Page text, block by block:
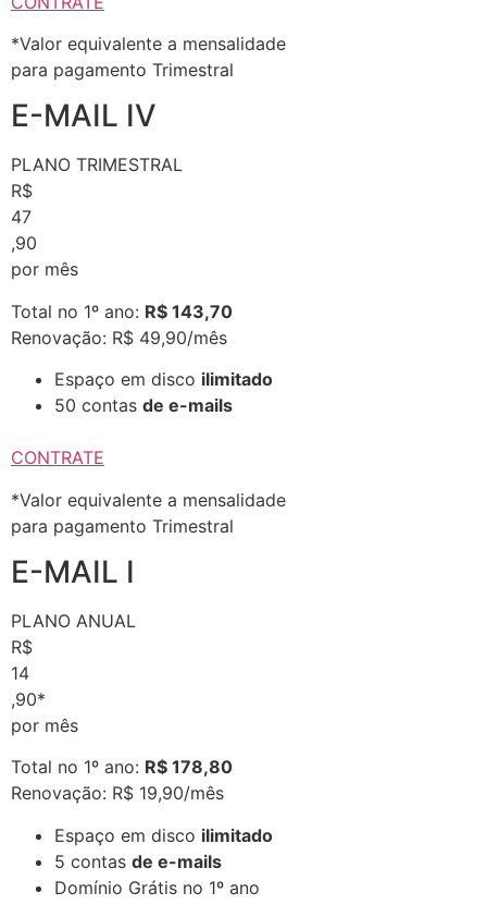
*Valor equivalente a mensalidade
para pagamento Trimestral
E-MAIL IV
PLANO TRIMESTRAL
R$
47
,90
por mês
Total no 1º ano: R$ 143,70
Renovação: R$ 49,90/mês
Espaço em disco ilimitado
50 contas de e-mails
CONTRATE
*Valor equivalente a mensalidade
para pagamento Trimestral
E-MAIL I
PLANO ANUAL
R$
14
,90*
por mês
Total no 1º ano: R$ 178,80
Renovação: R$ 19,90/mês
Espaço em disco ilimitado
5 contas de e-mails
Domínio Grátis no 1º ano